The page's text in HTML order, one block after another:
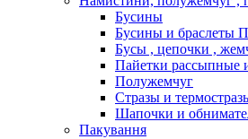
Бусины
Бусины и браслеты
Бусы , цепочки ,
Пайетки рассыпные
Полужемчуг
Стразы и
Шапочки и
Пакування